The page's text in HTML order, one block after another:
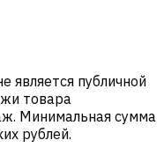
является публичной
товара
Минимальная сумма
рублей.